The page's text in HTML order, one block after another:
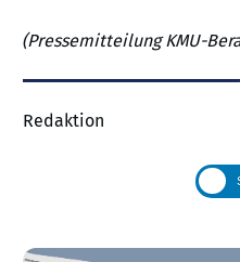
(Pressemitteilung KMU-
Redaktion